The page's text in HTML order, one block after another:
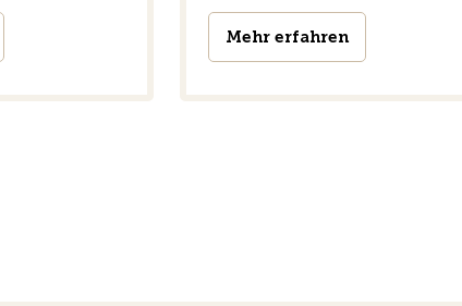
Mehr erfahren